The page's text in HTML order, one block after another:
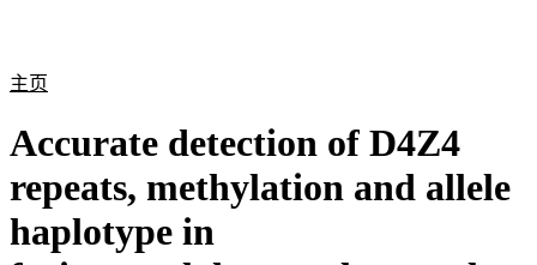
主页
Accurate detection of D4Z4
repeats, methylation and allele
haplotype in